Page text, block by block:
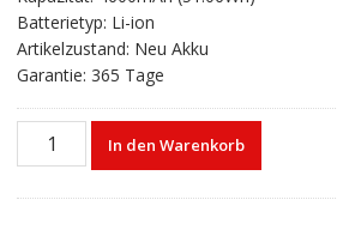
Batterietyp: Li-ion
Artikelzustand: Neu Akku
Garantie: 365 Tage
Akku
In den Warenkorb